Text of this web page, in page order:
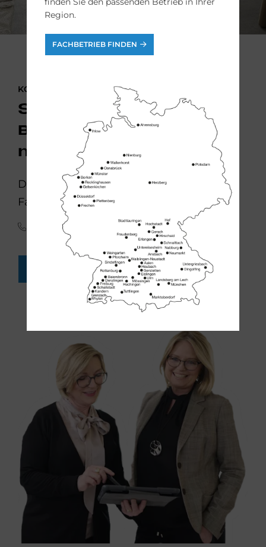
KONTAKTIEREN SIE UNS
Sie möchten Ihr
Badezimmer
modernisieren?
Die Bad-Experten der bad & heizung
Fachbetriebe helfen Ihnen gern weiter:
(0341) 30 85 45 65
FACH-HANDWERKER FINDEN
Region.
FACHBETRIEB FINDEN